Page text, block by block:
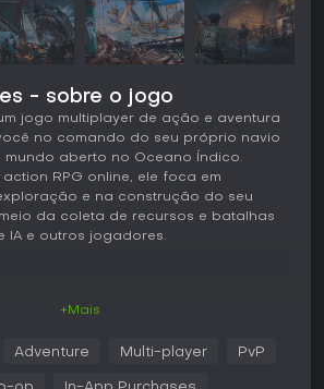
- sobre o jogo
jogo multiplayer de ação e aventura
no comando do seu próprio navio
mundo aberto no Oceano Índico.
RPG online, ele foca em
e na construção do seu
da coleta de recursos e batalhas
IA e outros jogadores.
estratégias, como atacantes
pesadamente blindadas. Os
+Mais
Adventure Multi-player PvP